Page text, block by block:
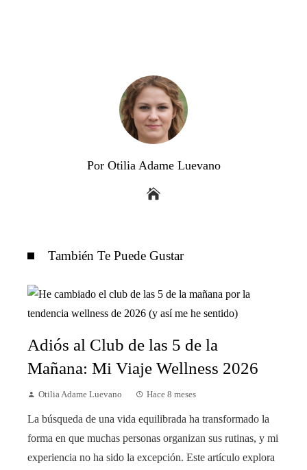
Por Otilia Adame Luevano
También Te Puede Gustar
Adiós al Club de las 5 de la
Mañana: Mi Viaje Wellness 2026
Otilia Adame Luevano Hace 8 meses
La búsqueda de una vida equilibrada ha transformado la
forma en que muchas personas organizan sus rutinas, y mi
experiencia no ha sido la excepción. Este artículo explora